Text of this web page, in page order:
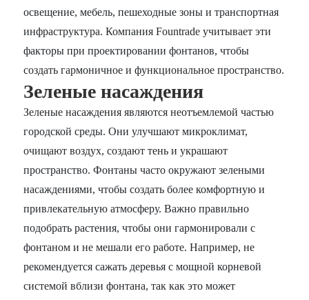
освещение, мебель, пешеходные зоны и транспортная
инфраструктура. Компания Fountrade учитывает эти
факторы при проектировании фонтанов, чтобы
создать гармоничное и функциональное пространство.
Зеленые насаждения
Зеленые насаждения являются неотъемлемой частью
городской среды. Они улучшают микроклимат,
очищают воздух, создают тень и украшают
пространство. Фонтаны часто окружают зелеными
насаждениями, чтобы создать более комфортную и
привлекательную атмосферу. Важно правильно
подобрать растения, чтобы они гармонировали с
фонтаном и не мешали его работе. Например, не
рекомендуется сажать деревья с мощной корневой
системой вблизи фонтана, так как это может